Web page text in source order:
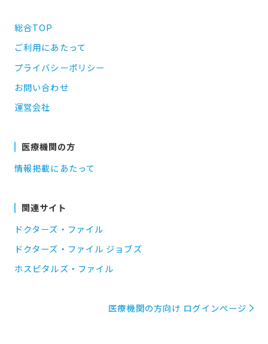
総合TOP
ご利用にあたって
プライバシーポリシー
お問い合わせ
運営会社
医療機関の方
情報掲載にあたって
関連サイト
ドクターズ・ファイル
ドクターズ・ファイル ジョブズ
ホスピタルズ・ファイル
医療機関の方向け ログインページ